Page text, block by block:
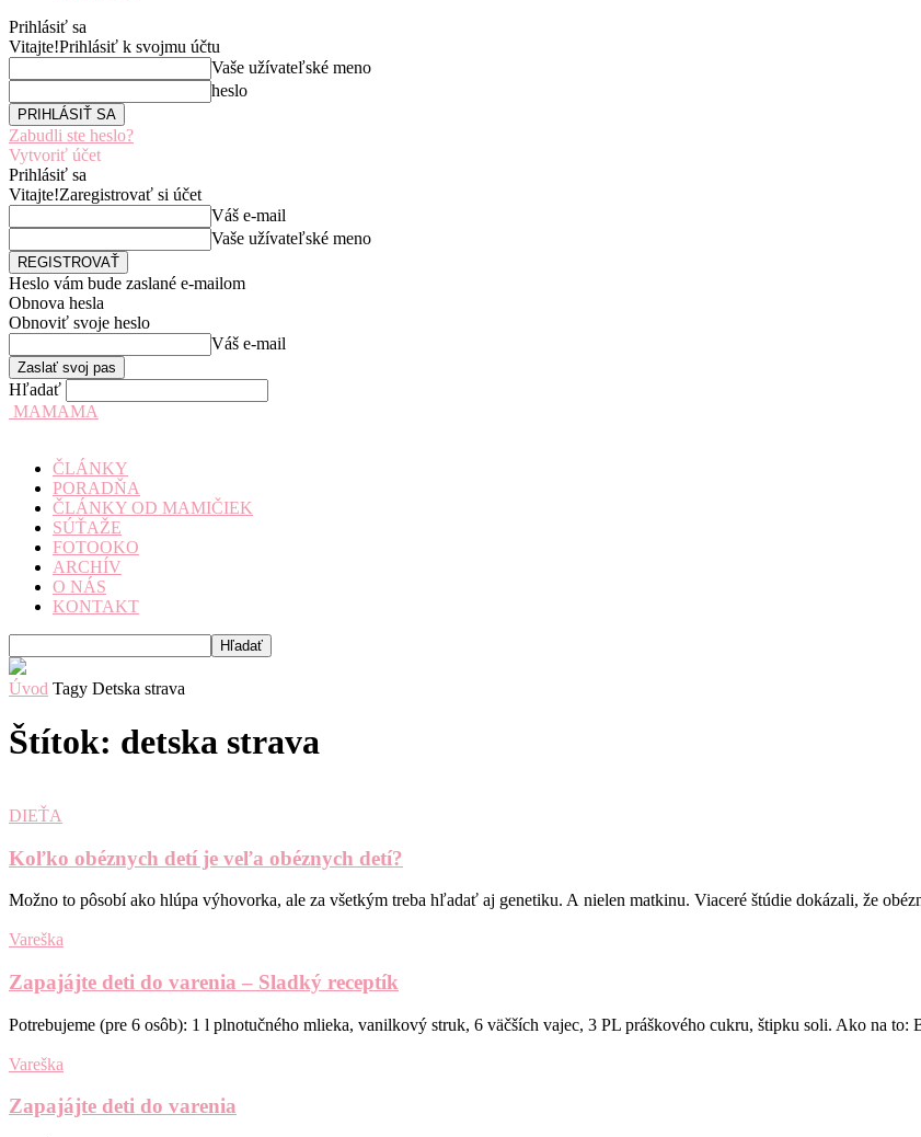
Prihlásiť sa
Vitajte!Prihlásiť k svojmu účtu
Vaše užívateľské meno
heslo
Zabudli ste heslo?
Vytvoriť účet
Prihlásiť sa
Vitajte!Zaregistrovať si účet
Váš e-mail
Vaše užívateľské meno
Heslo vám bude zaslané e-mailom
Obnova hesla
Obnoviť svoje heslo
Váš e-mail
Hľadať
MAMAMA
ČLÁNKY
PORADŇA
ČLÁNKY OD MAMIČIEK
SÚŤAŽE
FOTOOKO
ARCHÍV
O NÁS
KONTAKT
Úvod Tagy Detska strava
Štítok: detska strava
DIEŤA
Koľko obéznych detí je veľa obéznych detí?
Možno to pôsobí ako hlúpa výhovorka, ale za všetkým treba hľadať aj genetiku. A nielen matkinu. Viaceré štúdie dokázali, že
Vareška
Zapajájte deti do varenia – Sladký receptík
Potrebujeme (pre 6 osôb): 1 l plnotučného mlieka, vanilkový struk, 6 väčších vajec, 3 PL práškového cukru, štipku soli. Ako na to:
Vareška
Zapajájte deti do varenia